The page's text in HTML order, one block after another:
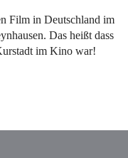
Film in Deutschland im
Das heißt dass
im Kino war!